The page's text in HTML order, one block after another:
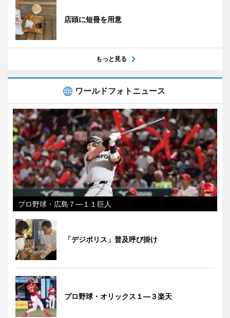
店頭に短冊を用意
もっと見る
ワールドフォトニュース
プロ野球・広島７―１１巨人
「デジポリス」普及呼び掛け
プロ野球・オリックス１―３楽天